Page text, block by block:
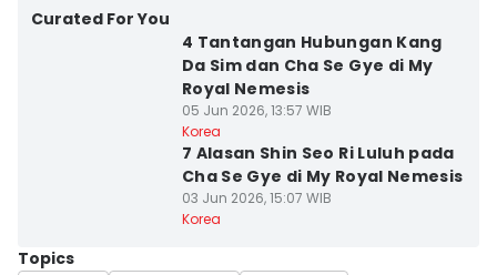
Curated For You
4 Tantangan Hubungan Kang
Da Sim dan Cha Se Gye di My
Royal Nemesis
05 Jun 2026, 13:57 WIB
Korea
7 Alasan Shin Seo Ri Luluh pada
Cha Se Gye di My Royal Nemesis
03 Jun 2026, 15:07 WIB
Korea
Topics